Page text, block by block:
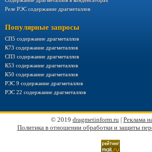
Реле РЭС содержание драгметаллов
Популярные запросы
СП5 содержание драгметаллов
К73 содержание драгметаллов
СП3 содержание драгметаллов
К53 содержание драгметаллов
К50 содержание драгметаллов
РЭС 9 содержание драгметаллов
РЭС 22 содержание драгметаллов
© 2019 dragmetinform.ru | Реклама
Политика в отношении обработки и защиты